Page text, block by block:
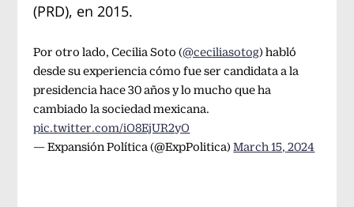
(PRD), en 2015.
Por otro lado, Cecilia Soto (@ceciliasotog) habló
desde su experiencia cómo fue ser candidata a la
presidencia hace 30 años y lo mucho que ha
cambiado la sociedad mexicana.
pic.twitter.com/iO8EjUR2yO
— Expansión Política (@ExpPolitica)March 15, 2024